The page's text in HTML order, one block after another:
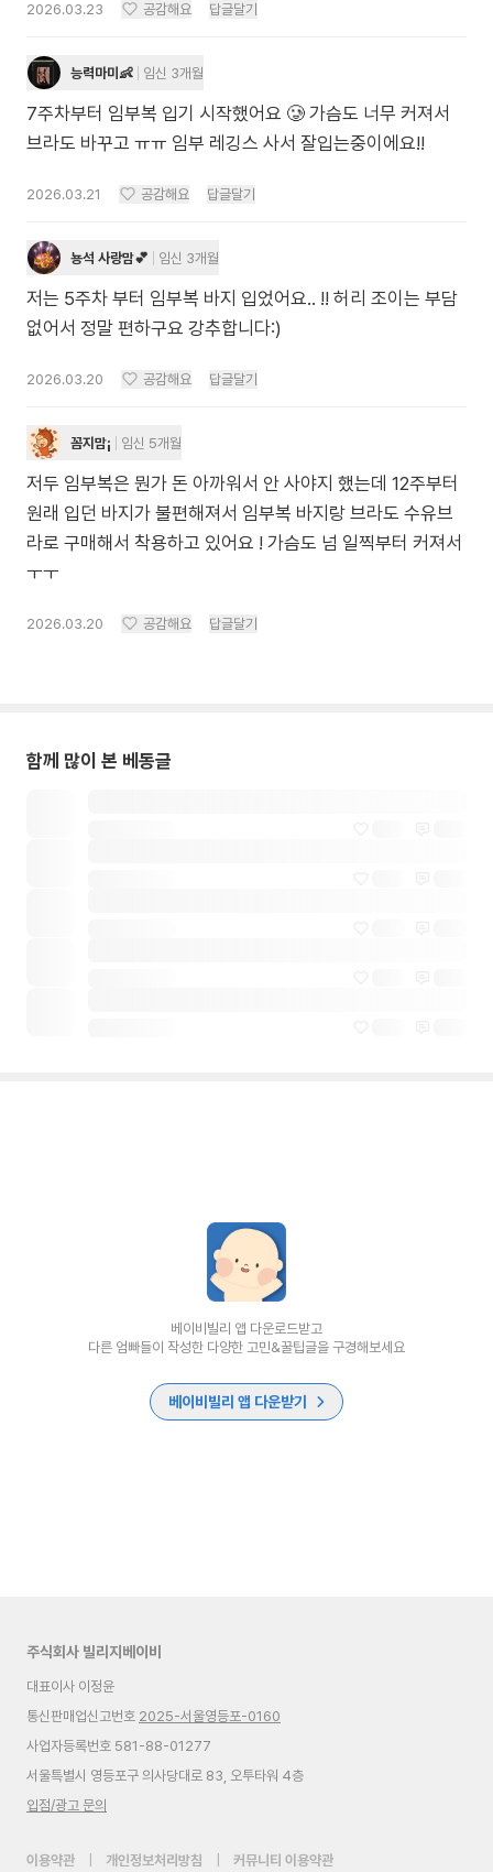
2026.03.23 공감해요 답글달기
능력마미👶 임신 3개월
7주차부터 임부복 입기 시작했어요 🥲 가슴도 너무 커져서
브라도 바꾸고 ㅠㅠ 임부 레깅스 사서 잘입는중이에요!!
2026.03.21 공감해요 답글달기
뇽석 사랑맘💕 임신 3개월
저는 5주차 부터 임부복 바지 입었어요.. !! 허리 조이는 부담
없어서 정말 편하구요 강추합니다:)
2026.03.20 공감해요 답글달기
꼼지맘¡ 임신 5개월
저두 임부복은 뭔가 돈 아까워서 안 사야지 했는데 12주부터
원래 입던 바지가 불편해져서 임부복 바지랑 브라도 수유브
라로 구매해서 착용하고 있어요 ! 가슴도 넘 일찍부터 커져서
ㅜㅜ
2026.03.20 공감해요 답글달기
함께 많이 본 베동글
베이비빌리 앱 다운로드받고
다른 엄빠들이 작성한 다양한 고민&꿀팁글을 구경해보세요
베이비빌리 앱 다운받기
주식회사 빌리지베이비
대표이사 이정윤
통신판매업신고번호 2025-서울영등포-0160
사업자등록번호 581-88-01277
서울특별시 영등포구 의사당대로 83, 오투타워 4층
입점/광고 문의
이용약관 개인정보처리방침 커뮤니티 이용약관